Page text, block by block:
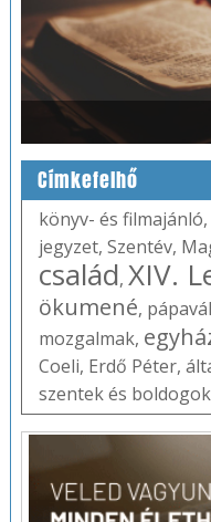
Címkefelhő
könyv- és filmajánló,
jegyzet, Szentév,
család, XIV.
ökumené,
mozgalmak,
Coeli, Erdő Péter,
szentek és boldogok